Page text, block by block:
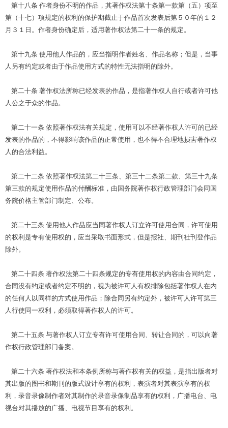
第十八条 作者身份不明的作品，其著作权法第十条第一款第（五）项至
第（十七）项规定的权利的保护期截止于作品首次发表后第５０年的１２
月３１日。作者身份确定后，适用著作权法第二十一条的规定。
第十九条 使用他人作品的，应当指明作者姓名、作品名称；但是，当事
人另有约定或者由于作品使用方式的特性无法指明的除外。
第二十条 著作权法所称已经发表的作品，是指著作权人自行或者许可他
人公之于众的作品。
第二十一条 依照著作权法有关规定，使用可以不经著作权人许可的已经
发表的作品的，不得影响该作品的正常使用，也不得不合理地损害著作权
人的合法利益。
第二十二条 依照著作权法第二十三条、第三十二条第二款、第三十九条
第三款的规定使用作品的付酬标准，由国务院著作权行政管理部门会同国
务院价格主管部门制定、公布。
第二十三条 使用他人作品应当同著作权人订立许可使用合同，许可使用
的权利是专有使用权的，应当采取书面形式，但是报社、期刊社刊登作品
除外。
第二十四条 著作权法第二十四条规定的专有使用权的内容由合同约定，
合同没有约定或者约定不明的，视为被许可人有权排除包括著作权人在内
的任何人以同样的方式使用作品；除合同另有约定外，被许可人许可第三
人行使同一权利，必须取得著作权人的许可。
第二十五条 与著作权人订立专有许可使用合同、转让合同的，可以向著
作权行政管理部门备案。
第二十六条 著作权法和本条例所称与著作权有关的权益，是指出版者对
其出版的图书和期刊的版式设计享有的权利，表演者对其表演享有的权
利，录音录像制作者对其制作的录音录像制品享有的权利，广播电台、电
视台对其播放的广播、电视节目享有的权利。